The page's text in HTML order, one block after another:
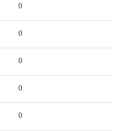
0
0
0
0
0